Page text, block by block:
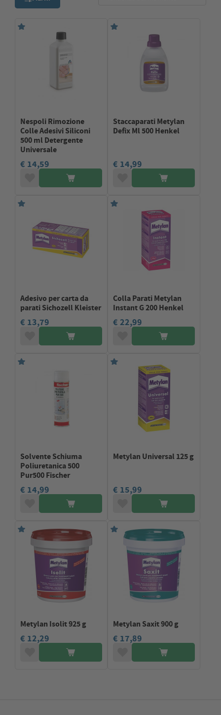
Nespoli Rimozione
Colle Adesivi Siliconi
500 ml Detergente
Universale
€ 14,59
Staccaparati Metylan
Defix Ml 500 Henkel
€ 14,99
Adesivo per carta da
parati Sichozell Kleister
€ 13,79
Colla Parati Metylan
Instant G 200 Henkel
€ 22,99
Solvente Schiuma
Poliuretanica 500
Pur500 Fischer
€ 14,99
Metylan Universal 125 g
€ 15,99
Metylan Isolit 925 g
€ 12,29
Metylan Saxit 900 g
€ 17,89